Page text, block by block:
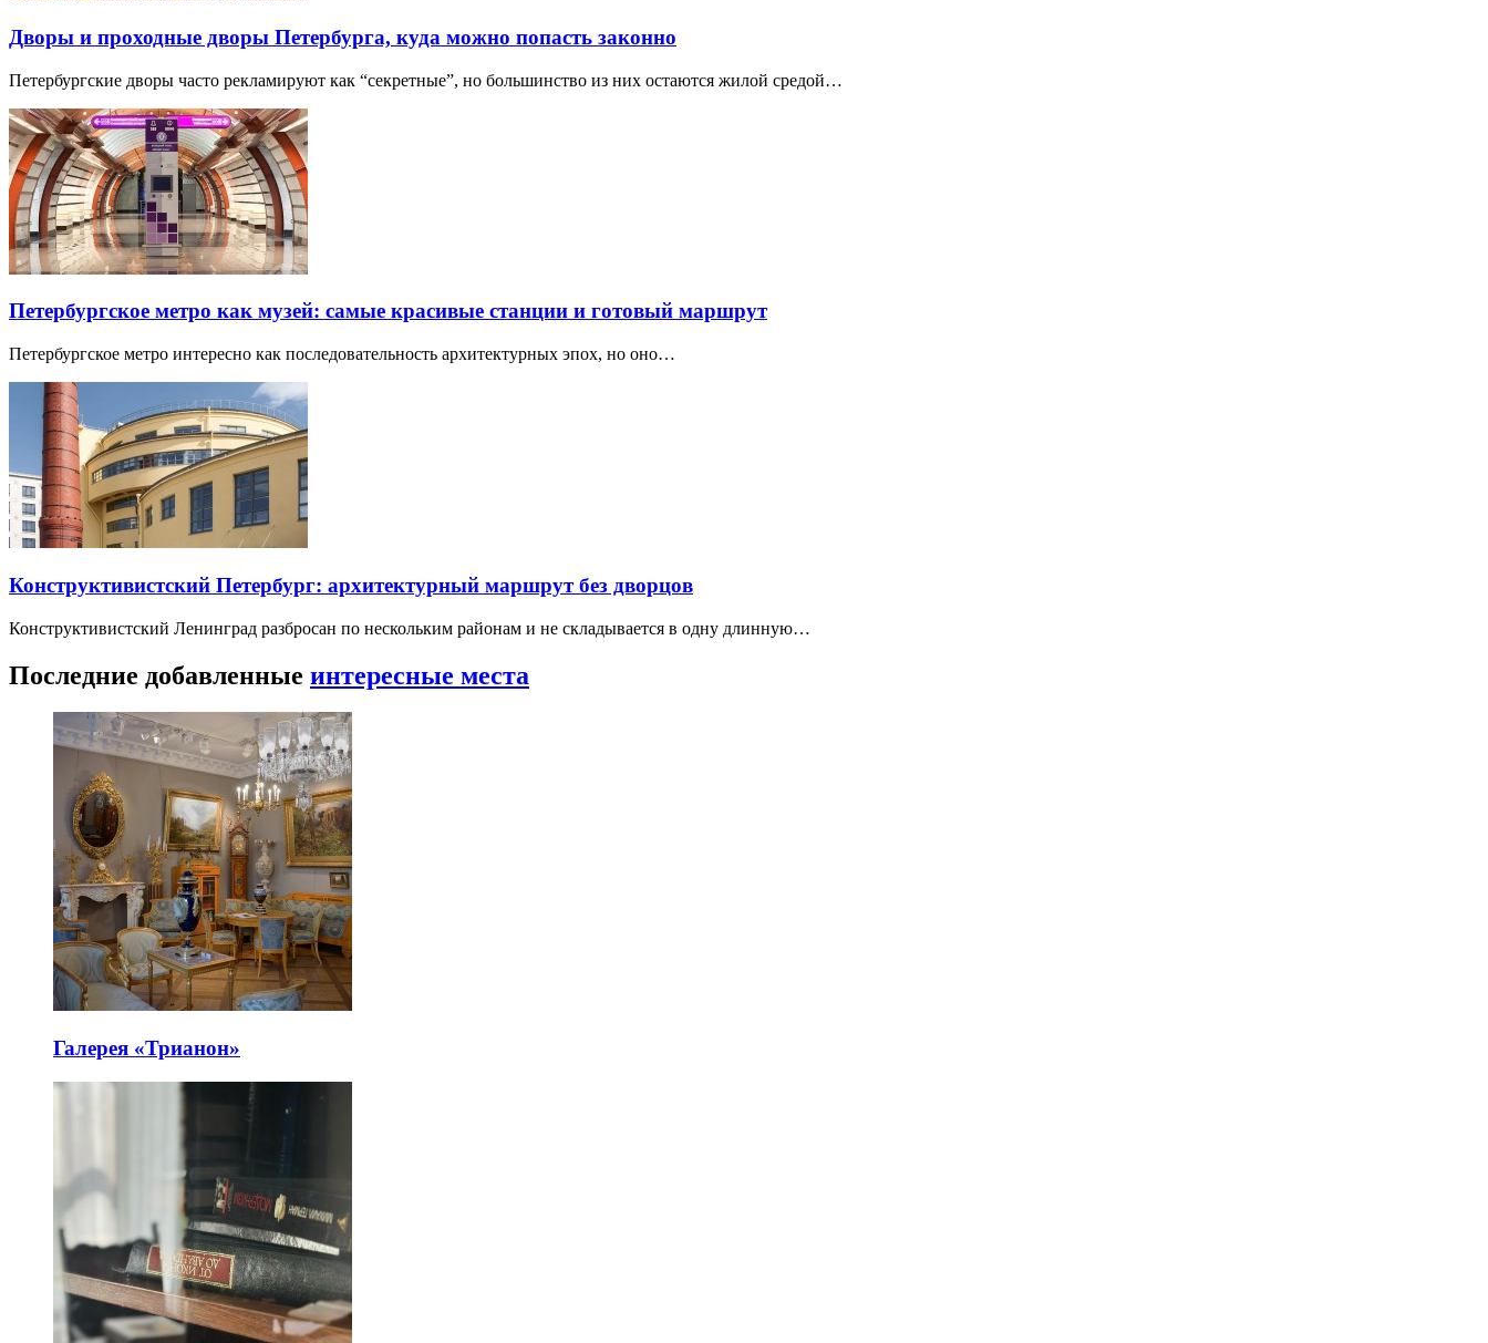
Дворы и проходные дворы Петербурга, куда можно попасть законно
Петербургские дворы часто рекламируют как “секретные”, но большинство из них остаются жилой средой…
Петербургское метро как музей: самые красивые станции и готовый маршрут
Петербургское метро интересно как последовательность архитектурных эпох, но оно…
Конструктивистский Петербург: архитектурный маршрут без дворцов
Конструктивистский Ленинград разбросан по нескольким районам и не складывается в одну длинную…
Последние добавленные интересные места
Галерея «Трианон»